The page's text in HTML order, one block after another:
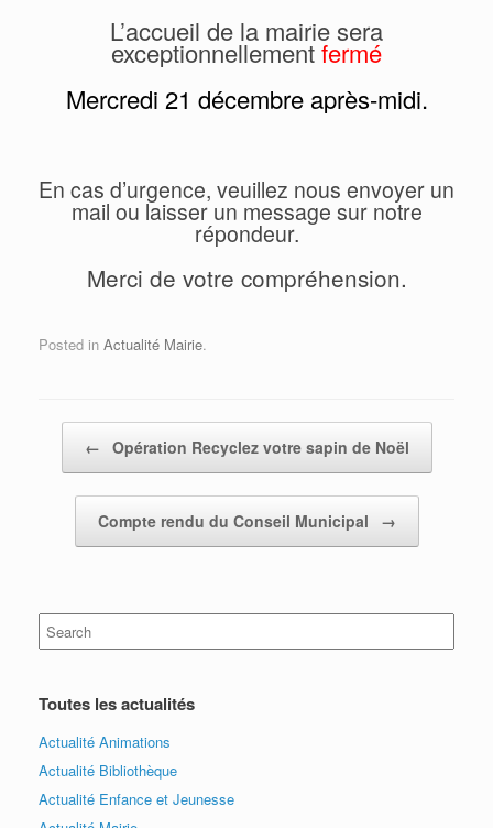
L’accueil de la mairie sera
exceptionnellementfermé
Mercredi 21 décembre après-midi.
En cas d’urgence, veuillez nous envoyer un
mail ou laisser un message sur notre
répondeur.
Merci de votre compréhension.
Posted in Actualité Mairie.
← Opération Recyclez votre sapin de Noël
Compte rendu du Conseil Municipal →
Search
for:
Toutes les actualités
Actualité Animations
Actualité Bibliothèque
Actualité Enfance et Jeunesse